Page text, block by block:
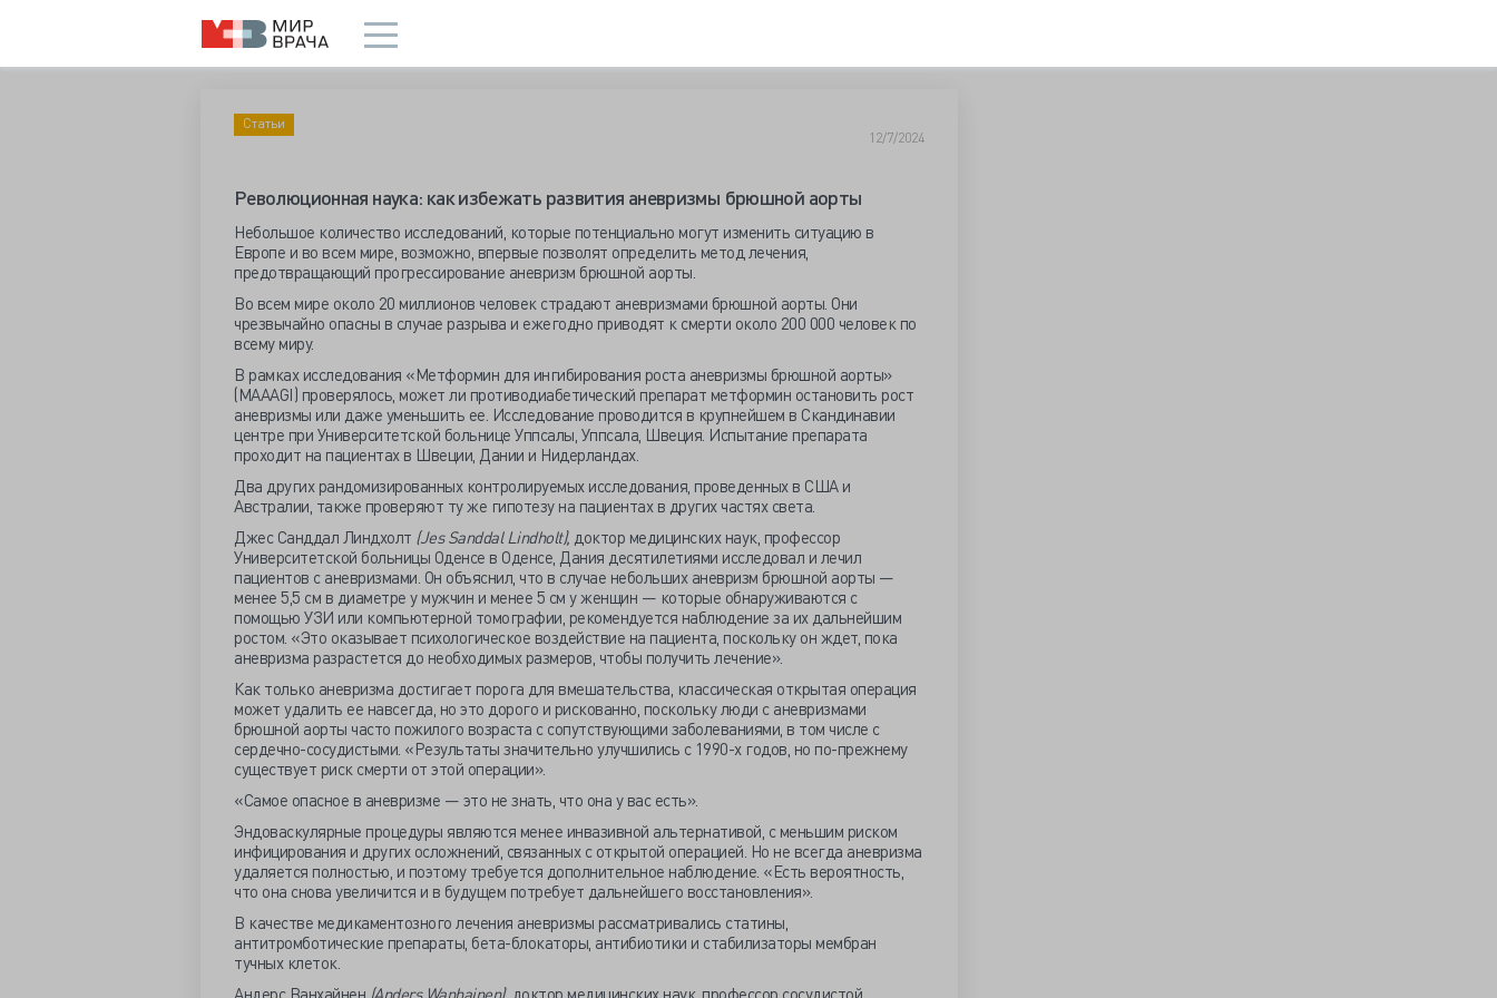
Статьи
12/7/2024
Революционная наука: как избежать развития аневризмы брюшной аорты
Небольшое количество исследований, которые потенциально могут изменить ситуацию в
Европе и во всем мире, возможно, впервые позволят определить метод лечения,
предотвращающий прогрессирование аневризм брюшной аорты.
Во всем мире около 20 миллионов человек страдают аневризмами брюшной аорты. Они
чрезвычайно опасны в случае разрыва и ежегодно приводят к смерти около 200 000 человек по
всему миру.
В рамках исследования «Метформин для ингибирования роста аневризмы брюшной аорты»
(MAAAGI) проверялось, может ли противодиабетический препарат метформин остановить рост
аневризмы или даже уменьшить ее. Исследование проводится в крупнейшем в Скандинавии
центре при Университетской больнице Уппсалы, Уппсала, Швеция. Испытание препарата
проходит на пациентах в Швеции, Дании и Нидерландах.
Два других рандомизированных контролируемых исследования, проведенных в США и
Австралии, также проверяют ту же гипотезу на пациентах в других частях света.
Джес Санддал Линдхолт (Jes Sanddal Lindholt), доктор медицинских наук, профессор
Университетской больницы Оденсе в Оденсе, Дания десятилетиями исследовал и лечил
пациентов с аневризмами. Он объяснил, что в случае небольших аневризм брюшной аорты —
менее 5,5 см в диаметре у мужчин и менее 5 см у женщин — которые обнаруживаются с
помощью УЗИ или компьютерной томографии, рекомендуется наблюдение за их дальнейшим
ростом. «Это оказывает психологическое воздействие на пациента, поскольку он ждет, пока
аневризма разрастется до необходимых размеров, чтобы получить лечение».
Как только аневризма достигает порога для вмешательства, классическая открытая операция
может удалить ее навсегда, но это дорого и рискованно, поскольку люди с аневризмами
брюшной аорты часто пожилого возраста с сопутствующими заболеваниями, в том числе с
сердечно-сосудистыми. «Результаты значительно улучшились с 1990-х годов, но по-прежнему
существует риск смерти от этой операции».
«Самое опасное в аневризме — это не знать, что она у вас есть».
Эндоваскулярные процедуры являются менее инвазивной альтернативой, с меньшим риском
инфицирования и других осложнений, связанных с открытой операцией. Но не всегда аневризма
удаляется полностью, и поэтому требуется дополнительное наблюдение. «Есть вероятность,
что она снова увеличится и в будущем потребует дальнейшего восстановления».
В качестве медикаментозного лечения аневризмы рассматривались статины,
антитромботические препараты, бета-блокаторы, антибиотики и стабилизаторы мембран
тучных клеток.
Андерс Ванхайнен (Anders Wanhainen), доктор медицинских наук, профессор сосудистой